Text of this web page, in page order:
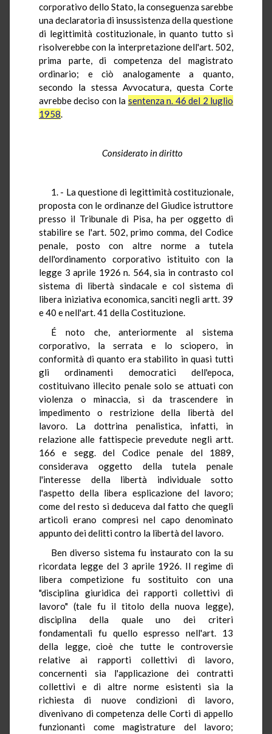
corporativo dello Stato, la conseguenza sarebbe
una declaratoria di insussistenza della questione
di legittimità costituzionale, in quanto tutto si
risolverebbe con la interpretazione dell'art. 502,
prima parte, di competenza del magistrato
ordinario; e ciò analogamente a quanto,
secondo la stessa Avvocatura, questa Corte
avrebbe deciso con la sentenza n. 46 del 2 luglio
1958.
Considerato in diritto
1. - La questione di legittimità costituzionale,
proposta con le ordinanze del Giudice istruttore
presso il Tribunale di Pisa, ha per oggetto di
stabilire se l'art. 502, primo comma, del Codice
penale, posto con altre norme a tutela
dell'ordinamento corporativo istituito con la
legge 3 aprile 1926 n. 564, sia in contrasto col
sistema di libertà sindacale e col sistema di
libera iniziativa economica, sanciti negli artt. 39
e 40 e nell'art. 41 della Costituzione.
É noto che, anteriormente al sistema
corporativo, la serrata e lo sciopero, in
conformità di quanto era stabilito in quasi tutti
gli ordinamenti democratici dell'epoca,
costituivano illecito penale solo se attuati con
violenza o minaccia, sì da trascendere in
impedimento o restrizione della libertà del
lavoro. La dottrina penalistica, infatti, in
relazione alle fattispecie prevedute negli artt.
166 e segg. del Codice penale del 1889,
considerava oggetto della tutela penale
l'interesse della libertà individuale sotto
l'aspetto della libera esplicazione del lavoro;
come del resto si deduceva dal fatto che quegli
articoli erano compresi nel capo denominato
appunto dei delitti contro la libertà del lavoro.
Ben diverso sistema fu instaurato con la su
ricordata legge del 3 aprile 1926. Il regime di
libera competizione fu sostituito con una
"disciplina giuridica dei rapporti collettivi di
lavoro" (tale fu il titolo della nuova legge),
disciplina della quale uno dei criteri
fondamentali fu quello espresso nell'art. 13
della legge, cioè che tutte le controversie
relative ai rapporti collettivi di lavoro,
concernenti sia l'applicazione dei contratti
collettivi e di altre norme esistenti sia la
richiesta di nuove condizioni di lavoro,
divenivano di competenza delle Corti di appello
funzionanti come magistrature del lavoro;